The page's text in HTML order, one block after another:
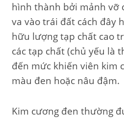
hình thành bởi mảnh vỡ
va vào trái đất cách đây
hữu lượng tạp chất cao
các tạp chất (chủ yếu là
đến mức khiến viên kim
màu đen hoặc nâu đậm.
Kim cương đen thường